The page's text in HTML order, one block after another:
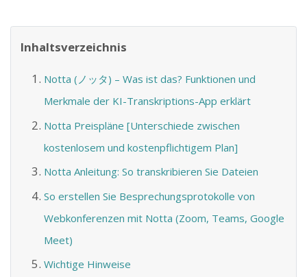
Inhaltsverzeichnis
Notta (ノッタ) – Was ist das? Funktionen und
Merkmale der KI-Transkriptions-App erklärt
Notta Preispläne [Unterschiede zwischen
kostenlosem und kostenpflichtigem Plan]
Notta Anleitung: So transkribieren Sie Dateien
So erstellen Sie Besprechungsprotokolle von
Webkonferenzen mit Notta (Zoom, Teams, Google
Meet)
Wichtige Hinweise